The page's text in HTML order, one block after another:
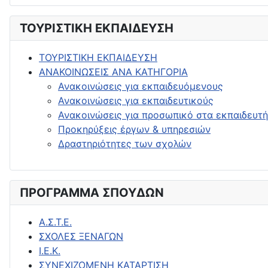
ΤΟΥΡΙΣΤΙΚΗ ΕΚΠΑΙΔΕΥΣΗ
ΤΟΥΡΙΣΤΙΚΗ ΕΚΠΑΙΔΕΥΣΗ
ΑΝΑΚΟΙΝΩΣΕΙΣ ΑΝΑ ΚΑΤΗΓΟΡΙΑ
Ανακοινώσεις για εκπαιδευόμενους
Ανακοινώσεις για εκπαιδευτικούς
Ανακοινώσεις για προσωπικό στα
Προκηρύξεις έργων & υπηρεσιών
Δραστηριότητες των σχολών
ΠΡΟΓΡΑΜΜΑ ΣΠΟΥΔΩΝ
Α.Σ.Τ.Ε.
ΣΧΟΛΕΣ ΞΕΝΑΓΩΝ
Ι.Ε.Κ.
ΣΥΝΕΧΙΖΟΜΕΝΗ ΚΑΤΑΡΤΙΣΗ